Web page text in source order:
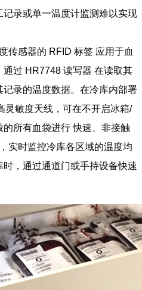
录或单一温度计监测难以实现
传感器的 RFID 标签 应用于血
过 HR7748 读写器 在读取其
录的温度数据。在冷库内部署
灵敏度天线，可在不开启冰箱/
所有血袋进行 快速、非接触
实时监控冷库各区域的温度均
，通过通道门或手持设备快速